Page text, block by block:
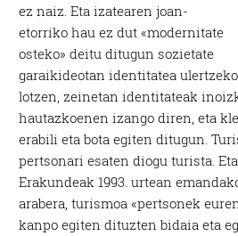
ez naiz. Eta izatearen joan-
etorriko hau ez dut «modernitate
osteko» deitu ditugun sozietate
garaikideotan identitatea
lotzen, zeinetan identitateak
hautazkoenen izango diren, eta
erabili eta bota egiten ditugun.
pertsonari esaten diogu turista.
Erakundeak 1993. urtean
arabera, turismoa «pertsonek
kanpo egiten dituzten bidaia eta